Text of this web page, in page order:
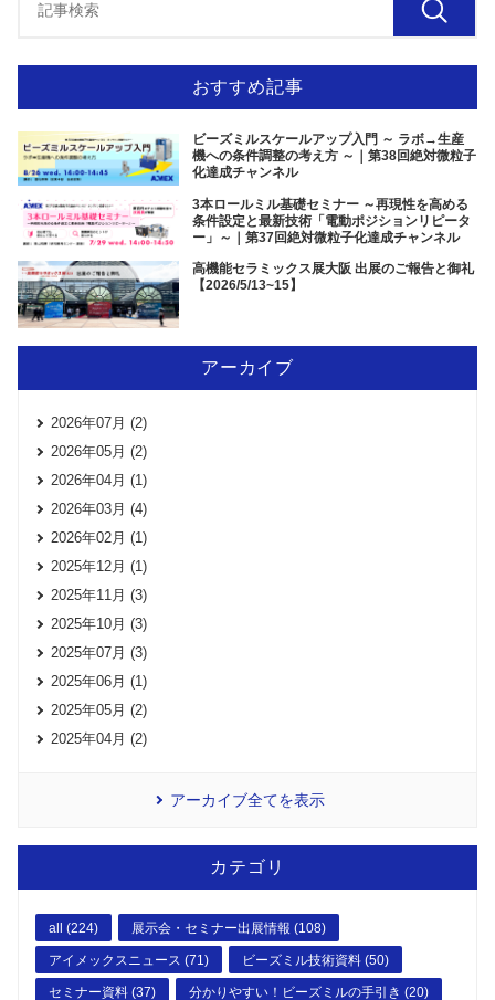
おすすめ記事
ビーズミルスケールアップ入門 ～ ラボ→生産
機への条件調整の考え方 ～｜第38回絶対微粒子
化達成チャンネル
3本ロールミル基礎セミナー ～再現性を高める
条件設定と最新技術「電動ポジションリピータ
ー」～｜第37回絶対微粒子化達成チャンネル
高機能セラミックス展大阪 出展のご報告と御礼
【2026/5/13~15】
アーカイブ
2026年07月 (2)
2026年05月 (2)
2026年04月 (1)
2026年03月 (4)
2026年02月 (1)
2025年12月 (1)
2025年11月 (3)
2025年10月 (3)
2025年07月 (3)
2025年06月 (1)
2025年05月 (2)
2025年04月 (2)
アーカイブ全てを表示
カテゴリ
all (224) 展示会・セミナー出展情報 (108)
アイメックスニュース (71) ビーズミル技術資料 (50)
セミナー資料 (37) 分かりやすい！ビーズミルの手引き (20)